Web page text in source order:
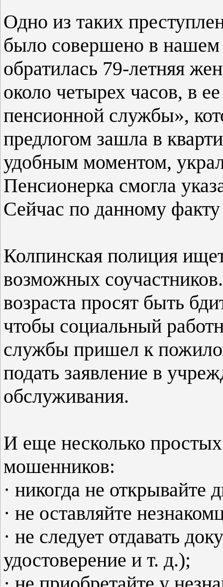
Одно из таких
было совершено в
обратилась 79-летняя
около четырех часов, в
пенсионной службы»,
предлогом зашла в
удобным моментом,
Пенсионерка смогла
Сейчас по данному
Колпинская полиция
возможных
возраста просят быть
чтобы социальный
службы пришел к
подать заявление в
обслуживания.
И еще несколько простых
мошенников:
· никогда не
· не оставляйте
· не следует отдавать
удостоверение и т. д.);